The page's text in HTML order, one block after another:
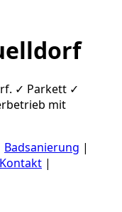
✓ Parkett ✓
mit
Badsanierung |
Kontakt |